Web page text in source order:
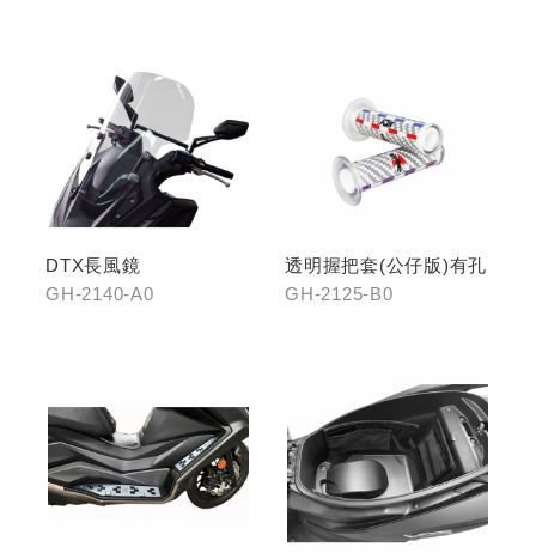
DTX長風鏡
GH-2140-A0
透明握把套(公仔版)有孔
GH-2125-B0